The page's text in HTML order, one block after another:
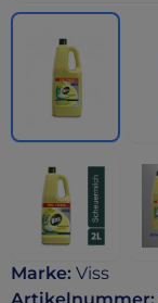
Marke: Viss